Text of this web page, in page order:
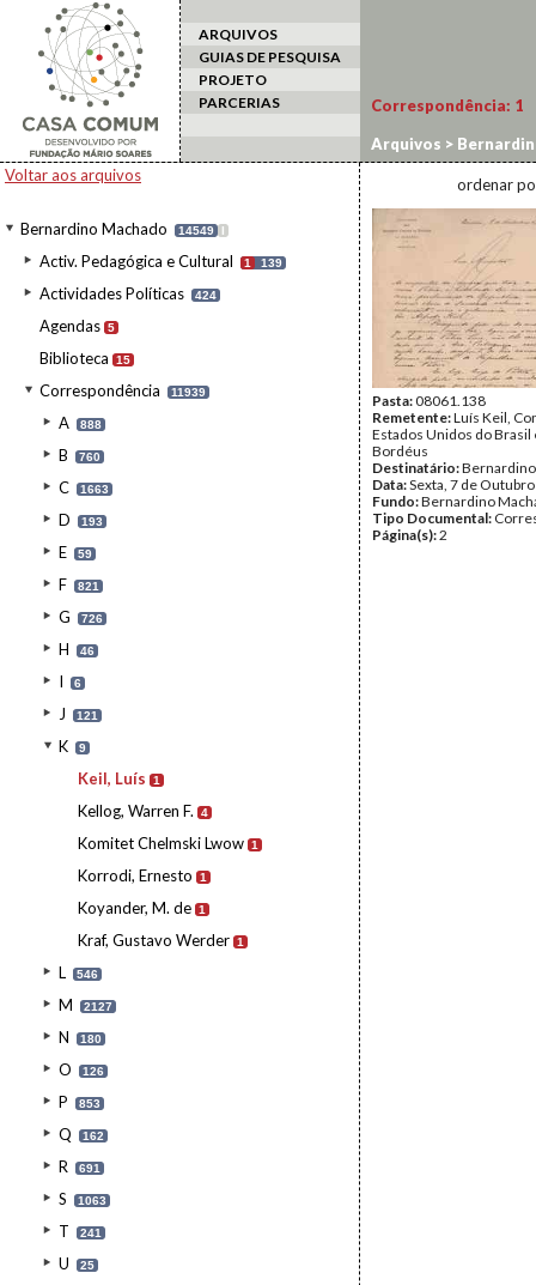
ARQUIVOS
GUIAS DE PESQUISA
PROJETO
PARCERIAS
Voltar aos arquivos
Bernardino Machado 14549 I
Activ. Pedagógica e Cultural 1 139
Actividades Políticas 424
Agendas 5
Biblioteca 15
Correspondência 11939
A 888
B 760
C 1663
D 193
E 59
F 821
G 726
H 46
I 6
J 121
K 9
Keil, Luís 1
Kellog, Warren F. 4
Komitet Chelmski Lwow 1
Korrodi, Ernesto 1
Koyander, M. de 1
Kraf, Gustavo Werder 1
L 546
M 2127
N 180
O 126
P 853
Q 162
R 691
S 1063
T 241
U 25
Correspondência: 1
Arquivos >
ordenar
Pasta:08061.138
Remetente:Luís Keil,
Estados Unidos do Brasil
Bordéus
Destinatário:
Data:Sexta, 7 de
Fundo:Bernardino
Tipo Documental:
Página(s):2